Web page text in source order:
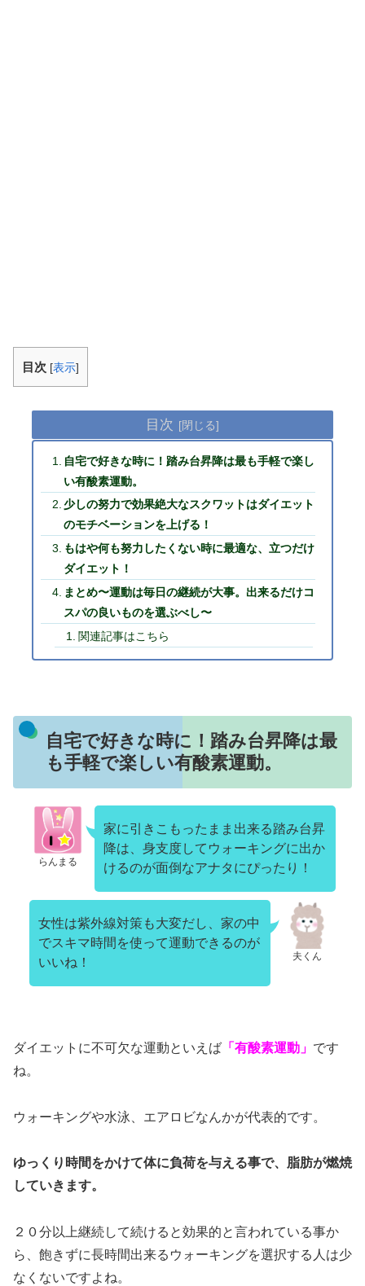
目次 [表示]
目次
自宅で好きな時に！踏み台昇降は最も手軽で楽し
い有酸素運動。
少しの努力で効果絶大なスクワットはダイエット
のモチベーションを上げる！
もはや何も努力したくない時に最適な、立つだけ
ダイエット！
まとめ〜運動は毎日の継続が大事。出来るだけコ
スパの良いものを選ぶべし〜
関連記事はこちら
自宅で好きな時に！踏み台昇降は最
も手軽で楽しい有酸素運動。
らんまる
家に引きこもったまま出来る踏み台昇
降は、身支度してウォーキングに出か
けるのが面倒なアナタにぴったり！
夫くん
女性は紫外線対策も大変だし、家の中
でスキマ時間を使って運動できるのが
いいね！
ダイエットに不可欠な運動といえば 「有酸素運動」 です
ね。
ウォーキングや水泳、エアロビなんかが代表的です。
ゆっくり時間をかけて体に負荷を与える事で、脂肪が燃焼
していきます。
２０分以上継続して続けると効果的と言われている事か
ら、飽きずに長時間出来るウォーキングを選択する人は少
なくないですよね。